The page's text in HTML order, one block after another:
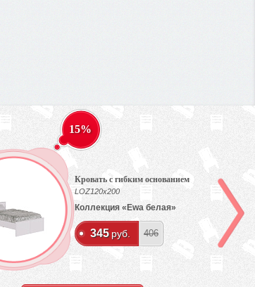
15%
Кровать c гибким основанием
LOZ120х200
Коллекция «Ewa белая»
345 руб. 406